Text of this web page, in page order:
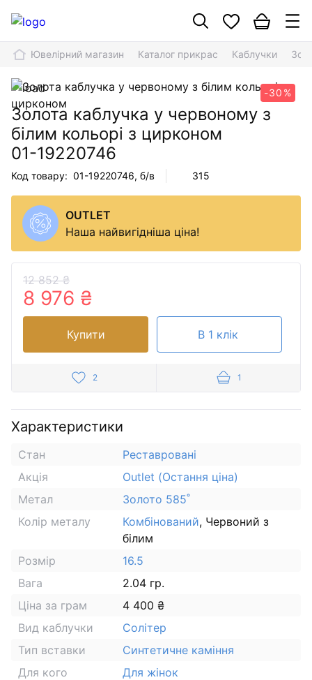
Ювелірний магазин Каталог прикрас Каблучки
-30%
Золота каблучка у червоному з
білим кольорі з цирконом
01-19220746
Код товару: 01-19220746, б/в 315
OUTLET
Наша найвигідніша ціна!
12 852 ₴
8 976 ₴
Купити В 1 клік
2 1
Характеристики
Стан
Реставровані
Акція
Outlet (Остання ціна)
Метал
Золото 585˚
Колір металу
Комбінований, Червоний з
білим
Розмір
16.5
Вага
2.04 гр.
Ціна за грам
4 400 ₴
Вид каблучки
Солітер
Тип вставки
Синтетичне каміння
Для кого
Для жінок